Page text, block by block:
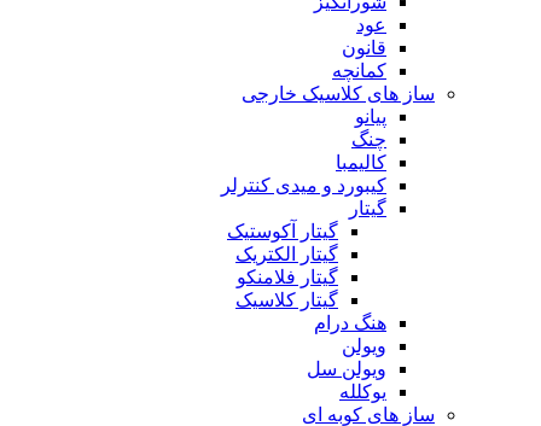
عود
قانون
کمانچه
ساز های کلاسیک خارجی
پیانو
چنگ
کالیمبا
کیبورد و میدی کنترلر
گیتار
گیتار آکوستیک
گیتار الکتریک
گیتار فلامنکو
گیتار کلاسیک
هنگ درام
ویولن
ویولن سل
یوکلله
ساز های کوبه ای